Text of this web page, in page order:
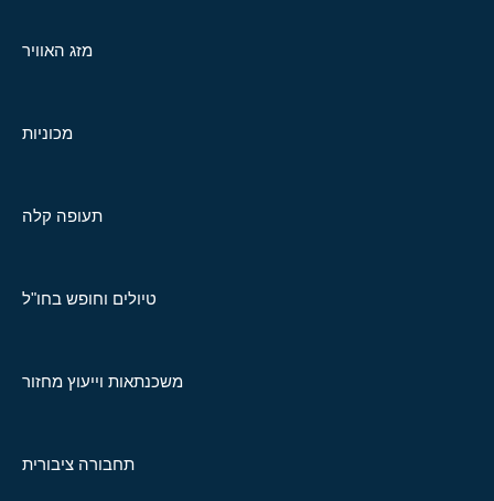
מזג האוויר
מכוניות
תעופה קלה
טיולים וחופש בחו"ל
משכנתאות וייעוץ מחזור
תחבורה ציבורית